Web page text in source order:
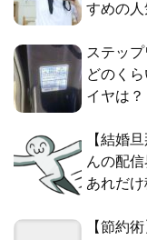
すめの人
ステッ
どのく
イヤは？
【結婚
んの配
あれだけ
【節約